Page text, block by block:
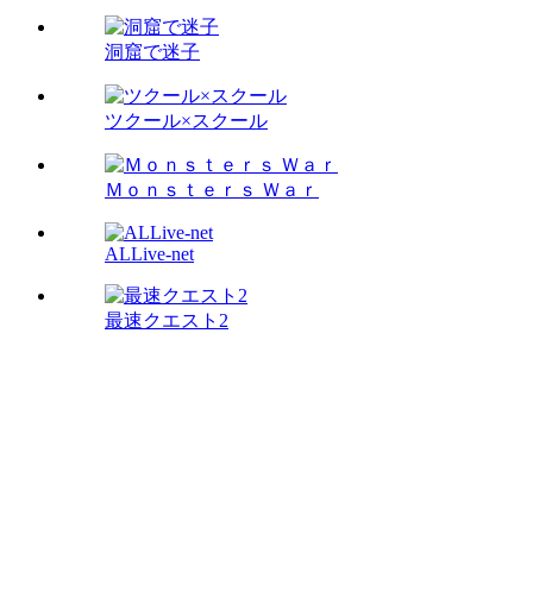
洞窟で迷子
ツクール×スクール
Ｍｏｎｓｔｅｒｓ Ｗａｒ
ALLive-net
最速クエスト2